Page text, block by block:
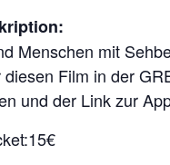
Menschen mit
Film in der
und der Link zur